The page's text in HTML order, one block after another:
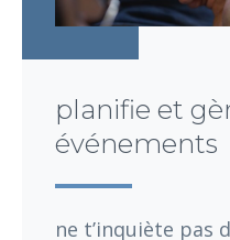
planifie et
événements
ne t’inquiète pas